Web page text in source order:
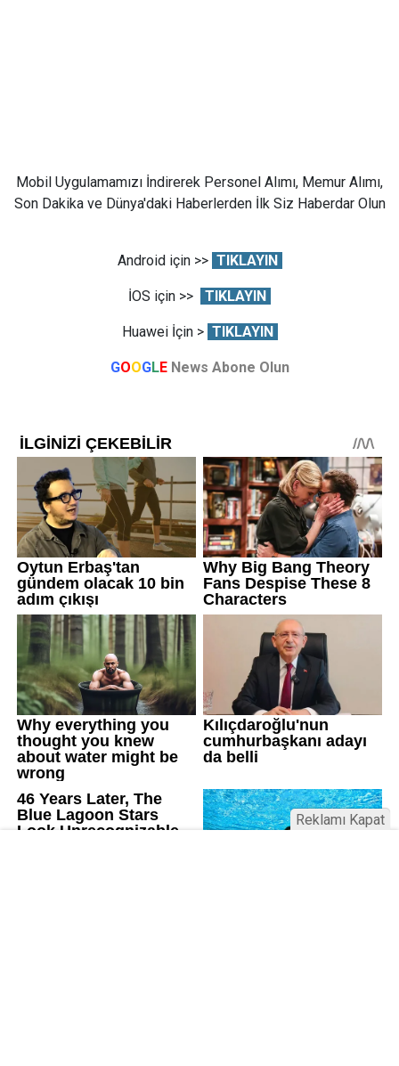
Mobil Uygulamamızı İndirerek Personel Alımı, Memur Alımı,
Son Dakika ve Dünya'daki Haberlerden İlk Siz Haberdar Olun
Android için >> TIKLAYIN
İOS için >> TIKLAYIN
Huawei İçin > TIKLAYIN
GOOGLE News Abone Olun
Reklamı Kapat